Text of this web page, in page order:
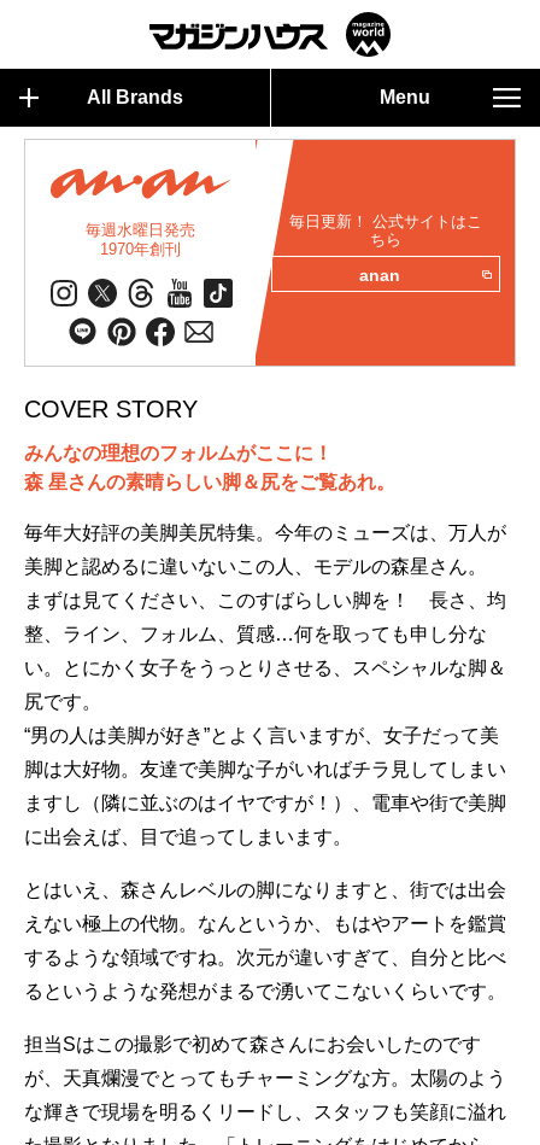
All Brands Menu
毎週水曜日発売
1970年創刊
毎日更新！ 公式サイトはこ
ちら
anan
COVER STORY
みんなの理想のフォルムがここに！
森 星さんの素晴らしい脚＆尻をご覧あれ。
毎年大好評の美脚美尻特集。今年のミューズは、万人が
美脚と認めるに違いないこの人、モデルの森星さん。
まずは見てください、このすばらしい脚を！ 長さ、均
整、ライン、フォルム、質感…何を取っても申し分な
い。とにかく女子をうっとりさせる、スペシャルな脚＆
尻です。
“男の人は美脚が好き”とよく言いますが、女子だって美
脚は大好物。友達で美脚な子がいればチラ見してしまい
ますし（隣に並ぶのはイヤですが！）、電車や街で美脚
に出会えば、目で追ってしまいます。
とはいえ、森さんレベルの脚になりますと、街では出会
えない極上の代物。なんというか、もはやアートを鑑賞
するような領域ですね。次元が違いすぎて、自分と比べ
るというような発想がまるで湧いてこないくらいです。
担当Sはこの撮影で初めて森さんにお会いしたのです
が、天真爛漫でとってもチャーミングな方。太陽のよう
な輝きで現場を明るくリードし、スタッフも笑顔に溢れ